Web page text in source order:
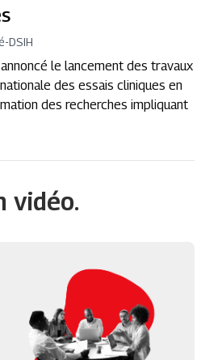
-DSIH
le lancement des travaux
des essais cliniques en
des recherches impliquant
vidéo.